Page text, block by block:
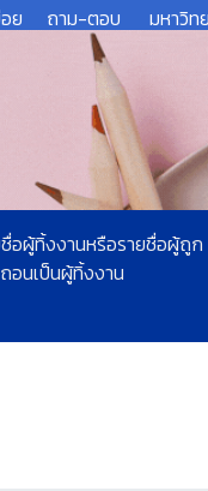
ย ถาม-ตอบ มหาวิท
อผู้ทิ้งงานหรือรายชื่อผู้ถูก
อนเป็นผู้ทิ้งงาน